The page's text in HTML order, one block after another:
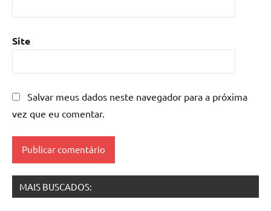
epoxi
mesa
de
mesas
resinadas
Site
Salvar meus dados neste navegador para a próxima
vez que eu comentar.
MAIS BUSCADOS: